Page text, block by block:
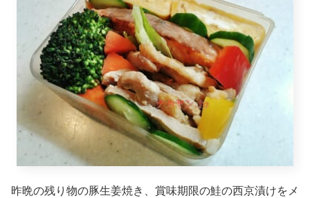
昨晩の残り物の豚生姜焼き、賞味期限の鮭の西京漬けをメ